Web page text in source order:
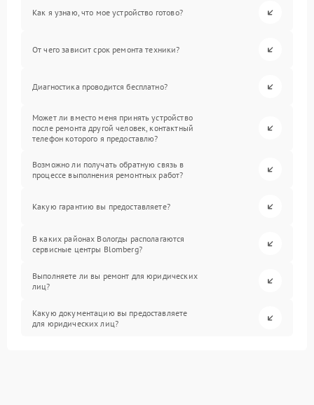
Как я узнаю, что мое устройство готово?
От чего зависит срок ремонта техники?
Диагностика проводится бесплатно?
Может ли вместо меня принять устройство
после ремонта другой человек, контактный
телефон которого я предоставлю?
Возможно ли получать обратную связь в
процессе выполнения ремонтных работ?
Какую гарантию вы предоставляете?
В каких районах Вологды располагаются
сервисные центры Blomberg?
Выполняете ли вы ремонт для юридических
лиц?
Какую документацию вы предоставляете
для юридических лиц?